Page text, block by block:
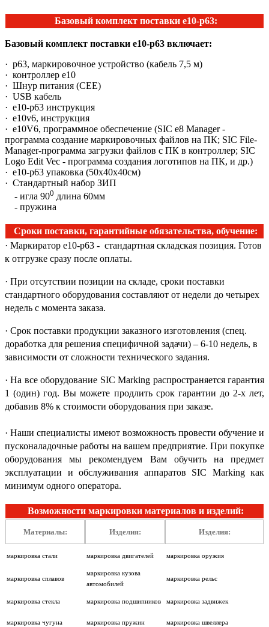
Базовый комплект поставки e10-p63:
Базовый комплект поставки e10-p63 включает:
· p63, маркировочное устройство (кабель 7,5 м)
· контроллер e10
· Шнур питания (СЕЕ)
· USB кабель
· е10-p63 инструкция
· e10v6, инструкция
· e10V6, программное обеспечение (SIC e8 Manager -
программа создание маркировочных файлов на ПК; SIC File-
Manager-программа загрузки файлов с ПК в контроллер; SIC
Logo Edit Vec - программа создания логотипов на ПК, и др.)
· е10-p63 упаковка (50х40х40см)
· Стандартный набор ЗИП
- игла 900 длина 60мм
- пружина
Сроки поставки, гарантийные обязательства, обучение:
· Маркиратор e10-p63 - cтандартная складская позиция. Готов
к отгрузке сразу после оплаты.
· При отсутствии позиции на складе, сроки поставки
стандартного оборудования составляют от недели до четырех
недель с момента заказа.
· Срок поставки продукции заказного изготовления (спец.
доработка для решения специфичной задачи) – 6-10 недель, в
зависимости от сложности технического задания.
· На все оборудование SIC Marking распространяется гарантия
1 (один) год. Вы можете продлить срок гарантии до 2-х лет,
добавив 8% к стоимости оборудования при заказе.
· Наши специалисты имеют возможность провести обучение и
пусконаладочные работы на вашем предприятие. При покупке
оборудования мы рекомендуем Вам обучить на предмет
эксплуатации и обслуживания аппаратов SIC Marking как
минимум одного оператора.
Возможности маркировки материалов и изделий:
Материалы: Изделия: Изделия:
маркировка стали маркировка двигателей маркировка оружия
маркировка сплавов
маркировка кузова
автомобилей
маркировка рельс
маркировка стекла маркировка подшипников маркировка задвижек
маркировка чугуна маркировка пружин маркировка швеллера